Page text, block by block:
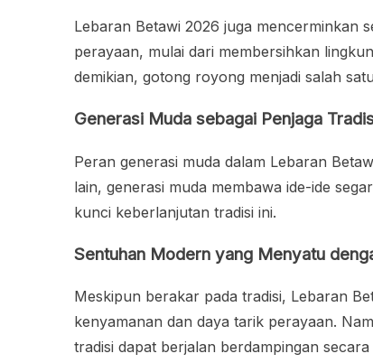
Lebaran Betawi 2026 juga mencerminkan
perayaan, mulai dari membersihkan
demikian, gotong royong menjadi salah
Generasi Muda sebagai Penjaga
Peran generasi muda dalam Lebaran
lain, generasi muda membawa ide-ide
kunci keberlanjutan tradisi ini.
Sentuhan Modern yang Menyatu
Meskipun berakar pada tradisi, Lebaran
kenyamanan dan daya tarik perayaan.
tradisi dapat berjalan berdampingan